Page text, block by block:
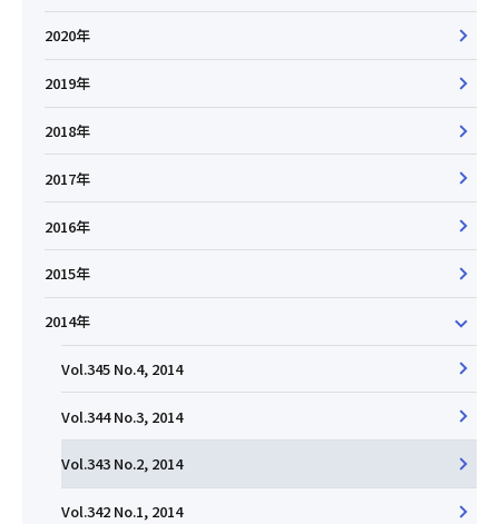
2020年
2019年
2018年
2017年
2016年
2015年
2014年
Vol.345 No.4, 2014
Vol.344 No.3, 2014
Vol.343 No.2, 2014
Vol.342 No.1, 2014